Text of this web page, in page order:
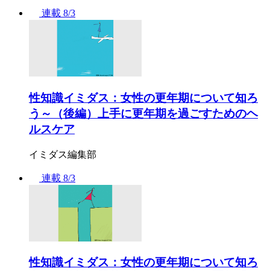
連載 8/3
性知識イミダス：女性の更年期について知ろ
う～（後編）上手に更年期を過ごすためのヘ
ルスケア
イミダス編集部
連載 8/3
性知識イミダス：女性の更年期について知ろ